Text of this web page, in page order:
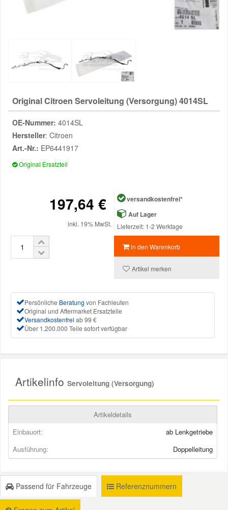
Original Citroen Servoleitung (Versorgung) 4014SL
OE-Nummer: 4014SL
Hersteller: Citroen
Art.-Nr.: EP6441917
Original Ersatzteil
197,64 €
inkl. 19% MwSt.
versandkostenfrei*
Auf Lager
Lieferzeit: 1-2 Werktage
in den Warenkorb
Artikel merken
Persönliche Beratung von Fachleuten
Original und Aftermarket Ersatzteile
Versandkostenfrei ab 99 €
Über 1.200.000 Teile sofort verfügbar
Artikelinfo Servoleitung (Versorgung)
Artikeldetails
Einbauort:
ab Lenkgetriebe
Ausführung:
Doppelleitung
Passend für Fahrzeuge Referenznummern
Zündanlage und Glühanlage
Reparatur-Zubehör
Schlüsselgehäuse
Winter-Autozubehör
Dodge Ersatzteile
Honda Ersatzteile
Hyundai Ersatzteile
Jeep Ersatzteile
Lancia Ersatzteile
Mazda Ersatzteile
Mini Ersatzteile
Mitsubishi Ersatzteile
Skoda Ersatzteile
Smart Ersatzteile